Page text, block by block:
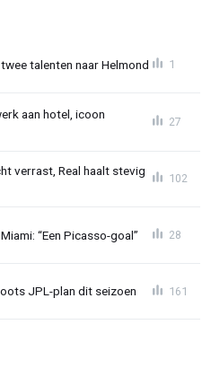
talenten naar Helmond 1
aan hotel, icoon
27
verrast, Real haalt stevig
102
“Een Picasso-goal” 28
JPL-plan dit seizoen 161